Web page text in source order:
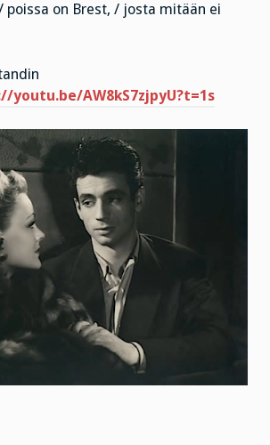
poissa on Brest, / josta mitään ei
youtu.be/AW8kS7zjpyU?t=1s